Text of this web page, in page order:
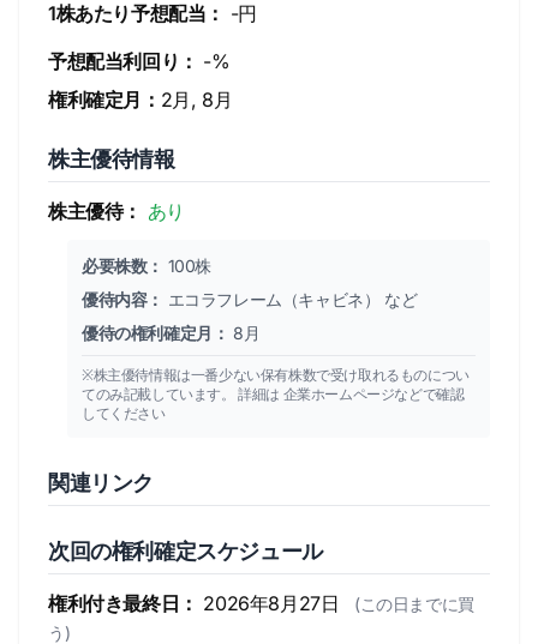
1株あたり予想配当： -円
予想配当利回り： -%
権利確定月： 2月, 8月
株主優待情報
株主優待： あり
必要株数： 100株
優待内容： エコラフレーム（キャビネ） など
優待の権利確定月： 8月
※株主優待情報は一番少ない保有株数で受け取れるものについ
てのみ記載しています。 詳細は 企業ホームページなどで確認
してください
関連リンク
次回の権利確定スケジュール
権利付き最終日： 2026年8月27日
(この日までに買
う)